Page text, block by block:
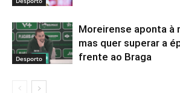
Desporto
Moreirense aponta à
mas quer superar a
frente ao Braga